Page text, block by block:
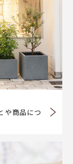
や商品につ